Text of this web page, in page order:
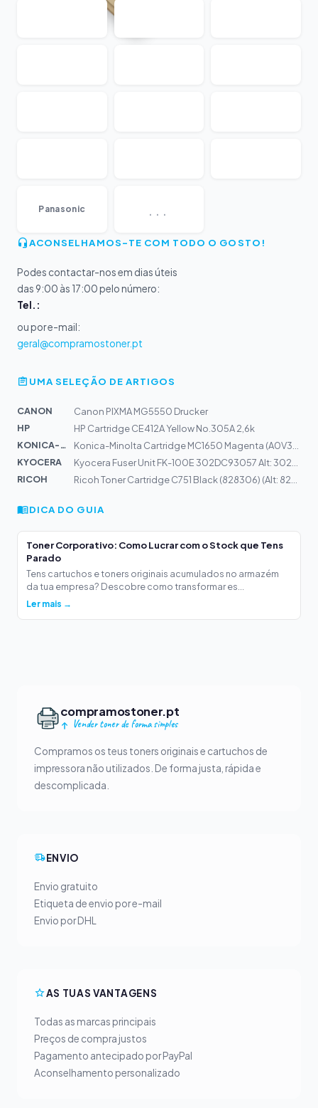
Panasonic ...
ACONSELHAMOS-TE COM TODO O GOSTO!
Podes contactar-nos em dias úteis
das 9:00 às 17:00 pelo número:
Tel.:
ou por e-mail:
geral@compramostoner.pt
UMA SELEÇÃO DE ARTIGOS
CANON
Canon PIXMA MG5550 Drucker
HP
HP Cartridge CE412A Yellow No.305A 2,6k
KONICA-MIN...
KYOCERA
RICOH
DICA DO GUIA
Toner Corporativo: Como Lucrar com o Stock que Tens
Parado
Tens cartuchos e toners originais acumulados no armazém
da tua empresa? Descobre como transformar es...
Ler mais →
compramostoner.pt
Vender toner de forma simples
Compramos os teus toners originais e cartuchos de
impressora não utilizados. De forma justa, rápida e
descomplicada.
ENVIO
Envio gratuito
Etiqueta de envio por e-mail
Envio por DHL
AS TUAS VANTAGENS
Todas as marcas principais
Preços de compra justos
Pagamento antecipado por PayPal
Aconselhamento personalizado